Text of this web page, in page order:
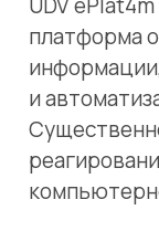
компьютерной
Решаемые
Обогащение
возможных
её с
Реализация
инциденты